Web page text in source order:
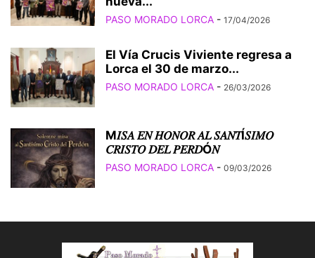
PASO MORADO LORCA - 17/04/2026
El Vía Crucis Viviente regresa a
Lorca el 30 de marzo...
PASO MORADO LORCA - 26/03/2026
M𝐼𝑆𝐴 𝐸𝑁 𝐻𝑂𝑁𝑂𝑅 𝐴𝐿 𝑆𝐴𝑁𝑇Í𝑆𝐼𝑀𝑂
𝐶𝑅𝐼𝑆𝑇𝑂 𝐷𝐸𝐿 𝑃𝐸𝑅𝐷Ó𝑁
PASO MORADO LORCA - 09/03/2026